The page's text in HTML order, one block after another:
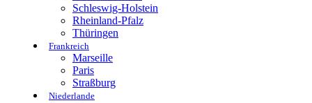
Schleswig-Holstein
Rheinland-Pfalz
Thüringen
Frankreich
Marseille
Paris
Straßburg
Niederlande